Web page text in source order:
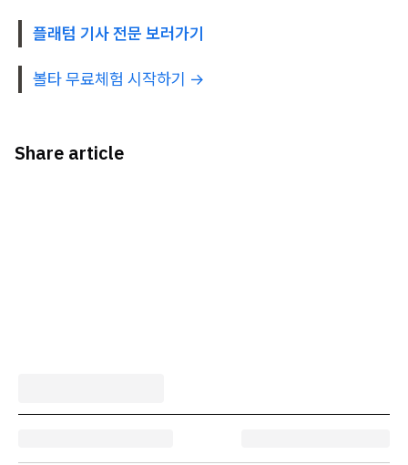
플래텀 기사 전문 보러가기
볼타 무료체험 시작하기 →
Share article